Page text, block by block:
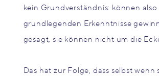
kein Grundverständnis: können also
grundlegenden Erkenntnisse
gesagt, sie können nicht um die
Das hat zur Folge, dass selbst wenn